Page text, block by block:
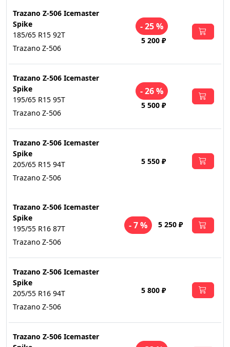
Trazano Z-506 Icemaster
Spike
185/65 R15 92T
Trazano Z-506
- 25 %
5 200 ₽
Trazano Z-506 Icemaster
Spike
195/65 R15 95T
Trazano Z-506
- 26 %
5 500 ₽
Trazano Z-506 Icemaster
Spike
205/65 R15 94T
Trazano Z-506
5 550 ₽
Trazano Z-506 Icemaster
Spike
195/55 R16 87T
Trazano Z-506
- 7 % 5 250 ₽
Trazano Z-506 Icemaster
Spike
205/55 R16 94T
Trazano Z-506
5 800 ₽
Trazano Z-506 Icemaster